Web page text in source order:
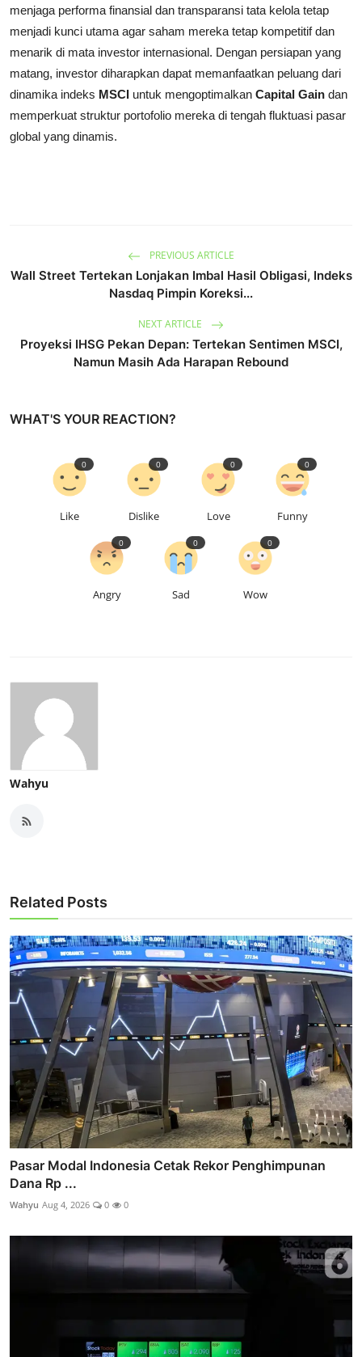
menjaga performa finansial dan transparansi tata kelola tetap
menjadi kunci utama agar saham mereka tetap kompetitif dan
menarik di mata investor internasional. Dengan persiapan yang
matang, investor diharapkan dapat memanfaatkan peluang dari
dinamika indeks MSCI untuk mengoptimalkan Capital Gain dan
memperkuat struktur portofolio mereka di tengah fluktuasi pasar
global yang dinamis.
PREVIOUS ARTICLE
Wall Street Tertekan Lonjakan Imbal Hasil Obligasi, Indeks
Nasdaq Pimpin Koreksi...
NEXT ARTICLE
Proyeksi IHSG Pekan Depan: Tertekan Sentimen MSCI,
Namun Masih Ada Harapan Rebound
WHAT'S YOUR REACTION?
Like
0
Dislike
0
Love
0
Funny
0
Angry
0
Sad
0
Wow
0
Wahyu
Related Posts
Pasar Modal Indonesia Cetak Rekor Penghimpunan
Dana Rp ...
Wahyu Aug 4, 2026 0 0